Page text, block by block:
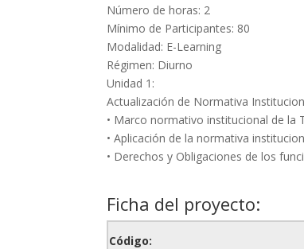
Número de horas: 2
Mínimo de Participantes: 80
Modalidad: E-Learning
Régimen: Diurno
Unidad 1:
Actualización de Normativa
• Marco normativo institucional de la
• Aplicación de la normativa
• Derechos y Obligaciones de los
Ficha del proyecto:
Código: